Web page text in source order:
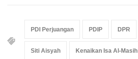
PDI Perjuangan PDIP DPR
Siti Aisyah Kenaikan Isa Al-Masih